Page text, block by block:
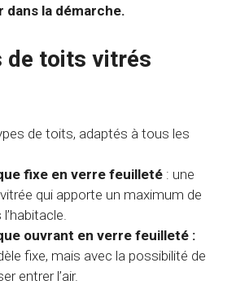
dans la démarche.
de toits vitrés
de toits, adaptés à tous les
fixe en verre feuilleté : une
qui apporte un maximum de
ouvrant en verre feuilleté :
fixe, mais avec la possibilité de
entrer l’air.